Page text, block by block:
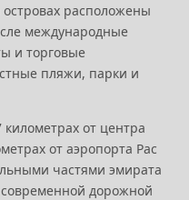
расположены
международные
и торговые
пляжи, парки и
от центра
от аэропорта Рас
частями эмирата
дорожной